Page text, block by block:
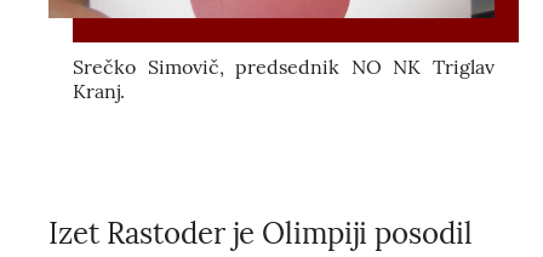
Srečko Simovič, predsednik NO NK Triglav
Kranj.
Izet Rastoder je Olimpiji posodil